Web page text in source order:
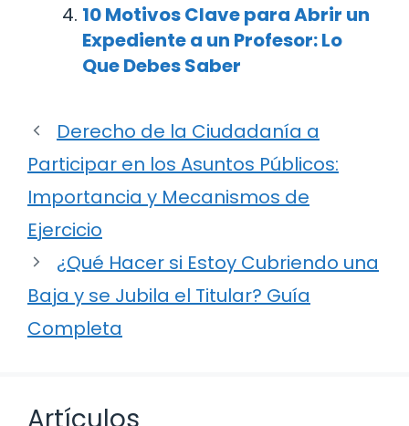
10 Motivos Clave para Abrir un
Expediente a un Profesor: Lo
Que Debes Saber
Derecho de la Ciudadanía a
Participar en los Asuntos Públicos:
Importancia y Mecanismos de
Ejercicio
¿Qué Hacer si Estoy Cubriendo una
Baja y se Jubila el Titular? Guía
Completa